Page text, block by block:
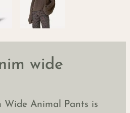
wide
Wide Animal Pants is